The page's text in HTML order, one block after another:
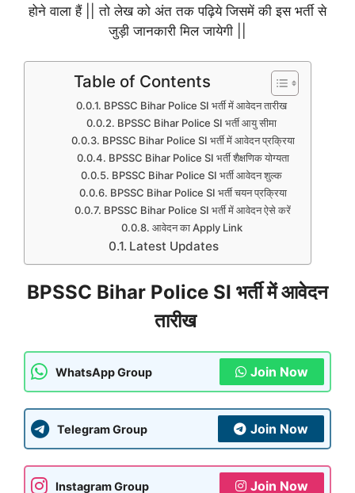
होने वाला हैं || तो लेख को अंत तक पढ़िये जिसमें की इस भर्ती से
जुड़ी जानकारी मिल जायेगी ||
Table of Contents
BPSSC Bihar Police SI भर्ती में आवेदन तारीख
BPSSC Bihar Police SI भर्ती आयु सीमा
BPSSC Bihar Police SI भर्ती में आवेदन प्रक्रिया
BPSSC Bihar Police SI भर्ती शैक्षणिक योग्यता
BPSSC Bihar Police SI भर्ती आवेदन शुल्क
BPSSC Bihar Police SI भर्ती चयन प्रक्रिया
BPSSC Bihar Police SI भर्ती में आवेदन ऐसे करें
आवेदन का Apply Link
Latest Updates
BPSSC Bihar Police SI भर्ती में आवेदन
तारीख
WhatsApp Group Join Now
Telegram Group Join Now
Instagram Group Join Now